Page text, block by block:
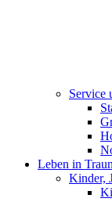
Service
Leben in
Kinder,